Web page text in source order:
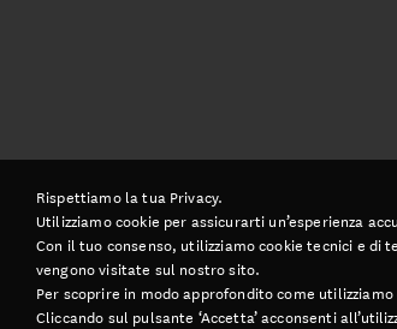
Rispettiamo la tua Privacy.
Utilizziamo cookie per assicurarti un’esperienza
Con il tuo consenso, utilizziamo cookie tecnici e
vengono visitate sul nostro sito.
Per scoprire in modo approfondito come
Cliccando sul pulsante ‘Accetta’ acconsenti